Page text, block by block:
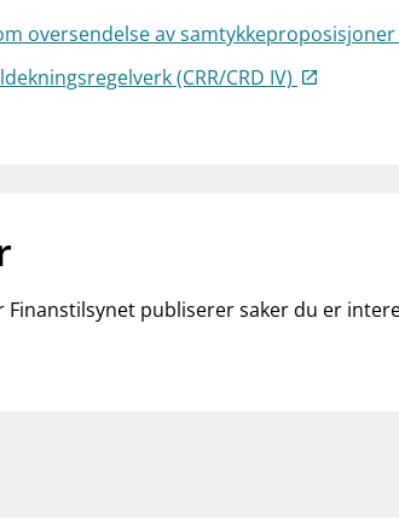
oversendelse av samtykkeproposisjoner
(CRR/CRD IV)
publiserer saker du er